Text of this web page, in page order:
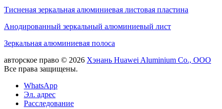
Тисненая зеркальная алюминиевая листовая пластина
Анодированный зеркальный алюминиевый лист
Зеркальная алюминиевая полоса
авторское право © 2026 Хэнань Huawei Aluminium Co., ООО
Все права защищены.
WhatsApp
Эл. адрес
Расследование